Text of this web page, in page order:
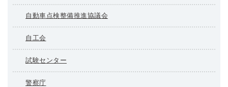
自動車点検整備推進協議会
自工会
試験センター
警察庁